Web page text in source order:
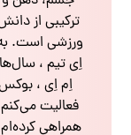
ترکیبی از
ورزشی است.
اِی تیم ،
اِم اِی ،
فعالیت
همراهی